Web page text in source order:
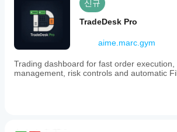
신규
TradeDesk Pro
aime.marc.gym
Trading dashboard for fast order execution,
management, risk controls and automatic